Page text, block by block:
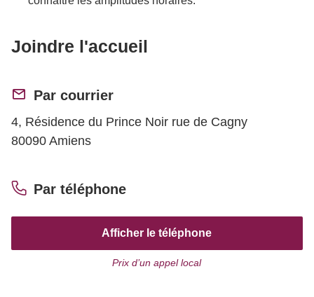
Joindre l'accueil
Par courrier
4, Résidence du Prince Noir rue de Cagny
80090 Amiens
Par téléphone
Afficher le téléphone
Prix d’un appel local